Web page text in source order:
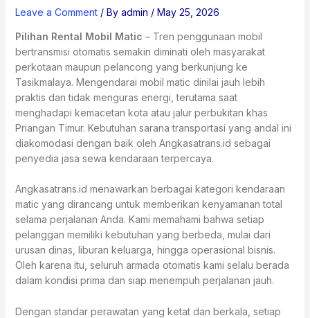
Leave a Comment / By admin / May 25, 2026
Pilihan Rental Mobil Matic – Tren penggunaan mobil
bertransmisi otomatis semakin diminati oleh masyarakat
perkotaan maupun pelancong yang berkunjung ke
Tasikmalaya. Mengendarai mobil matic dinilai jauh lebih
praktis dan tidak menguras energi, terutama saat
menghadapi kemacetan kota atau jalur perbukitan khas
Priangan Timur. Kebutuhan sarana transportasi yang andal ini
diakomodasi dengan baik oleh Angkasatrans.id sebagai
penyedia jasa sewa kendaraan terpercaya.
Angkasatrans.id menawarkan berbagai kategori kendaraan
matic yang dirancang untuk memberikan kenyamanan total
selama perjalanan Anda. Kami memahami bahwa setiap
pelanggan memiliki kebutuhan yang berbeda, mulai dari
urusan dinas, liburan keluarga, hingga operasional bisnis.
Oleh karena itu, seluruh armada otomatis kami selalu berada
dalam kondisi prima dan siap menempuh perjalanan jauh.
Dengan standar perawatan yang ketat dan berkala, setiap